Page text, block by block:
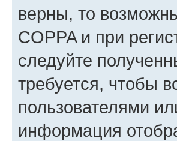
верны, то
COPPA и при
следуйте
требуется, чтобы
пользователями
информация